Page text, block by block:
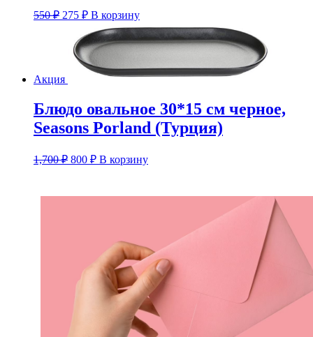
550₽ Первоначальная
составляла
550 ₽.
275 ₽Текущая
цена:
275 ₽.
В корзину
Акция
Блюдо овальное 30*15 см черное,
Seasons Porland (Турция)
1,700₽ Первоначальная
1,700 ₽.
800 ₽Текущая
цена:
В корзину